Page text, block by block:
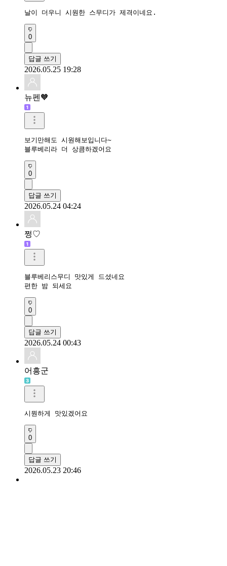
날이 더우니 시원한 스무디가 제격이네요.
0
답글 쓰기
2026.05.25 19:28
뉴펜🧡
보기만해도 시원해보입니다~
블루베리라 더 상큼하겠어요
0
답글 쓰기
2026.05.24 04:24
쩡♡
블루베리스무디 맛있게 드셨네요
편한 밤 되세요
0
답글 쓰기
2026.05.24 00:43
어흥군
시뭔하게 맛있겠어요
0
답글 쓰기
2026.05.23 20:46